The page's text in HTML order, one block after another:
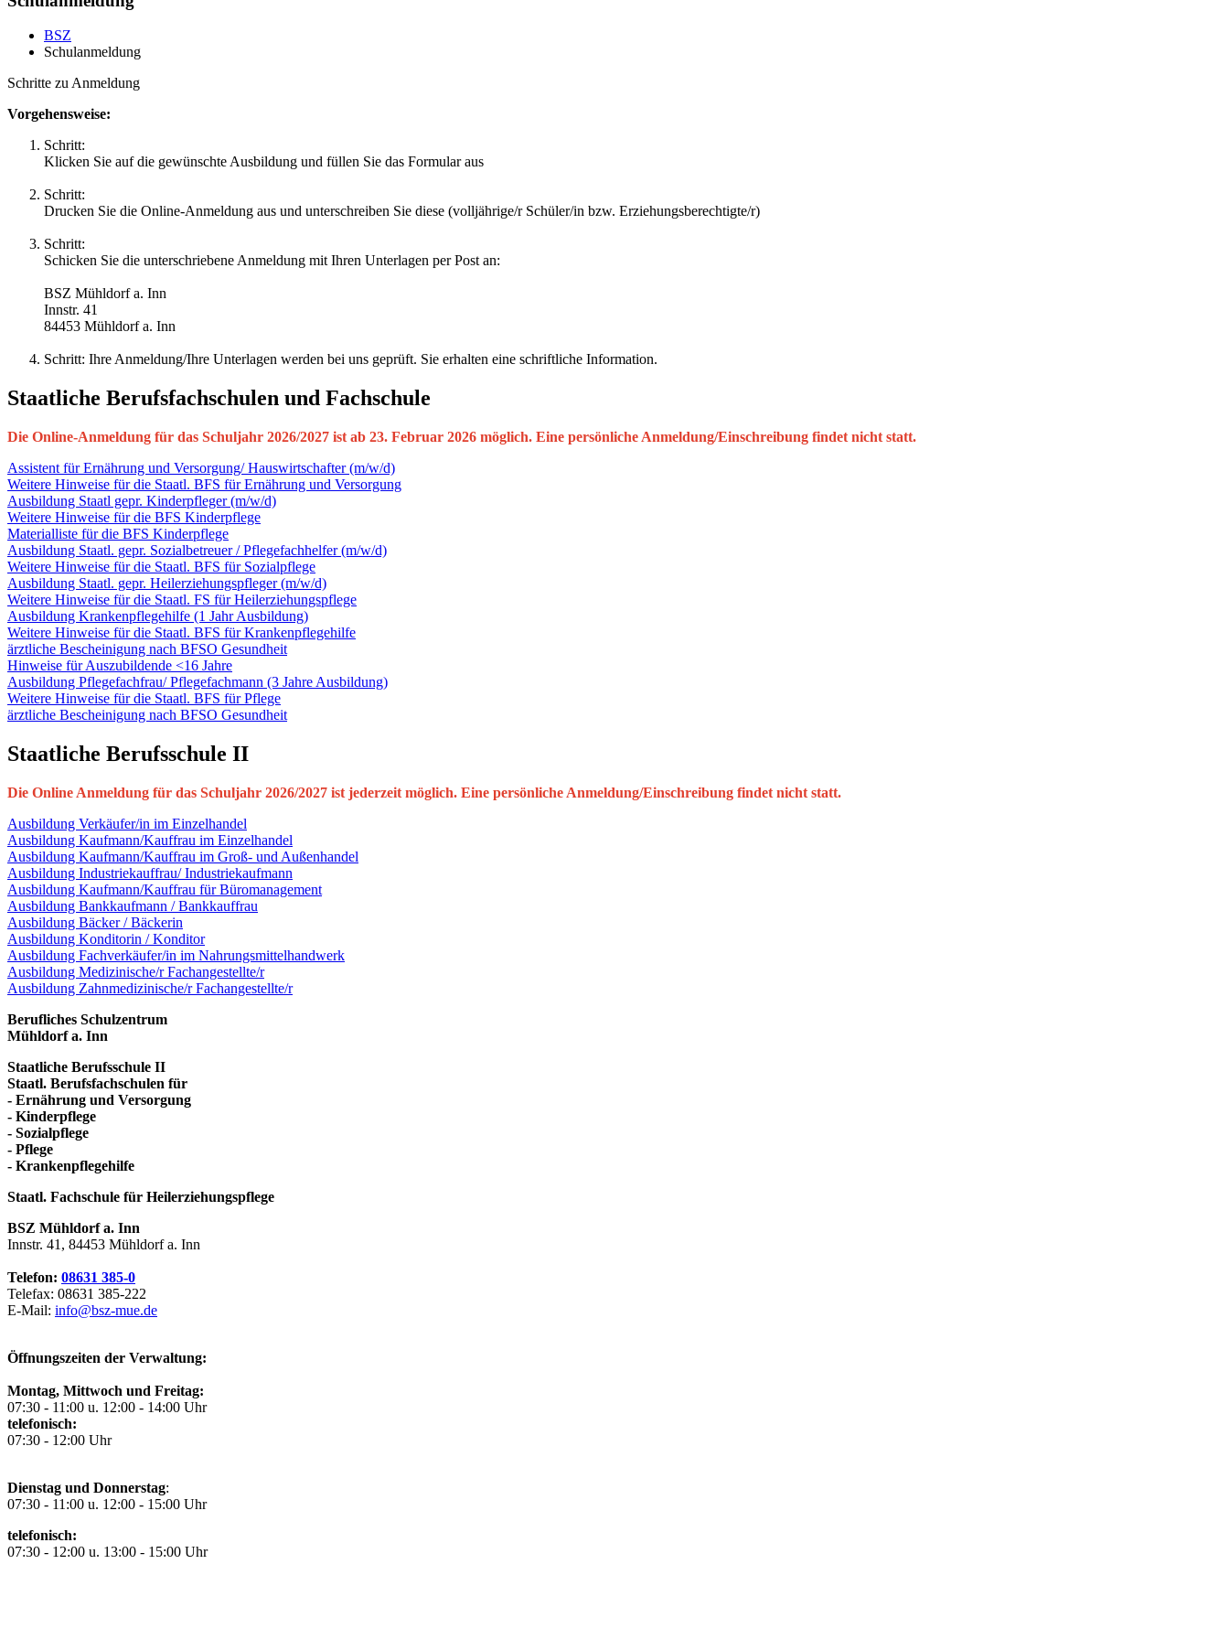
BSZ
Schulanmeldung
Schritte zu Anmeldung
Vorgehensweise:
Schritt:
Klicken Sie auf die gewünschte Ausbildung und füllen Sie das Formular aus
Schritt:
Drucken Sie die Online-Anmeldung aus und unterschreiben Sie diese (volljährige/r Schüler/in bzw. Erziehungsberechtigte/r)
Schritt:
Schicken Sie die unterschriebene Anmeldung mit Ihren Unterlagen per Post an:
BSZ Mühldorf a. Inn
Innstr. 41
84453 Mühldorf a. Inn
Schritt: Ihre Anmeldung/Ihre Unterlagen werden bei uns geprüft. Sie erhalten eine schriftliche Information.
Staatliche Berufsfachschulen und Fachschule
Die Online-Anmeldung für das Schuljahr 2026/2027 ist ab 23. Februar 2026 möglich. Eine persönliche Anmeldung/Einschreibung findet nicht statt.
Assistent für Ernährung und Versorgung/ Hauswirtschafter (m/w/d)
Weitere Hinweise für die Staatl. BFS für Ernährung und Versorgung
Ausbildung Staatl gepr. Kinderpfleger (m/w/d)
Weitere Hinweise für die BFS Kinderpflege
Materialliste für die BFS Kinderpflege
Ausbildung Staatl. gepr. Sozialbetreuer / Pflegefachhelfer (m/w/d)
Weitere Hinweise für die Staatl. BFS für Sozialpflege
Ausbildung Staatl. gepr. Heilerziehungspfleger (m/w/d)
Weitere Hinweise für die Staatl. FS für Heilerziehungspflege
Ausbildung Krankenpflegehilfe (1 Jahr Ausbildung)
Weitere Hinweise für die Staatl. BFS für Krankenpflegehilfe
ärztliche Bescheinigung nach BFSO Gesundheit
Hinweise für Auszubildende <16 Jahre
Ausbildung Pflegefachfrau/ Pflegefachmann (3 Jahre Ausbildung)
Weitere Hinweise für die Staatl. BFS für Pflege
ärztliche Bescheinigung nach BFSO Gesundheit
Staatliche Berufsschule II
Die Online Anmeldung für das Schuljahr 2026/2027 ist jederzeit möglich. Eine persönliche Anmeldung/Einschreibung findet nicht statt.
Ausbildung Verkäufer/in im Einzelhandel
Ausbildung Kaufmann/Kauffrau im Einzelhandel
Ausbildung Kaufmann/Kauffrau im Groß- und Außenhandel
Ausbildung Industriekauffrau/ Industriekaufmann
Ausbildung Kaufmann/Kauffrau für Büromanagement
Ausbildung Bankkaufmann / Bankkauffrau
Ausbildung Bäcker / Bäckerin
Ausbildung Konditorin / Konditor
Ausbildung Fachverkäufer/in im Nahrungsmittelhandwerk
Ausbildung Medizinische/r Fachangestellte/r
Ausbildung Zahnmedizinische/r Fachangestellte/r
Berufliches Schulzentrum
Mühldorf a. Inn
Staatliche Berufsschule II
Staatl. Berufsfachschulen für
- Ernährung und Versorgung
- Kinderpflege
- Sozialpflege
- Pflege
- Krankenpflegehilfe
Staatl. Fachschule für Heilerziehungspflege
BSZ Mühldorf a. Inn
Innstr. 41, 84453 Mühldorf a. Inn
Telefon: 08631 385-0
Telefax: 08631 385-222
E-Mail: info@bsz-mue.de
Öffnungszeiten der Verwaltung:
Montag, Mittwoch und Freitag:
07:30 - 11:00 u. 12:00 - 14:00 Uhr
telefonisch:
07:30 - 12:00 Uhr
Dienstag und Donnerstag:
07:30 - 11:00 u. 12:00 - 15:00 Uhr
telefonisch:
07:30 - 12:00 u. 13:00 - 15:00 Uhr